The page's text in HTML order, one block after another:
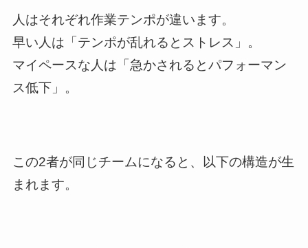
人はそれぞれ作業テンポが違います。
早い人は「テンポが乱れるとストレス」。
マイペースな人は「急かされるとパフォーマン
ス低下」。
この2者が同じチームになると、以下の構造が生
まれます。